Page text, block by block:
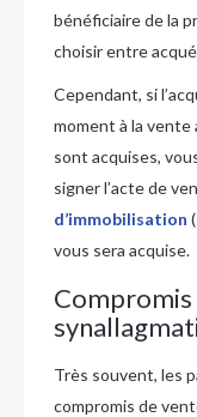
bénéficiaire de la
choisir entre
Cependant, si
moment à la
sont acquises,
signer l’acte de
d’immobilisation
vous sera acquise.
Compromis
Très souvent, les
compromis de